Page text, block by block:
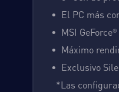
El PC más
MSI GeForce®
Máximo
Exclusivo
*Las